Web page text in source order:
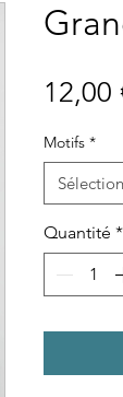
12,00
Motifs *
Quantité *